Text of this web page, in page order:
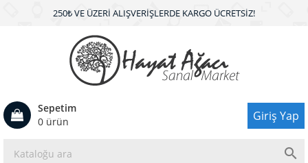
250₺ VE ÜZERI ALIŞVERIŞLERDE KARGO ÜCRETSIZ!
Sepetim
0 ürün
Giriş Yap
